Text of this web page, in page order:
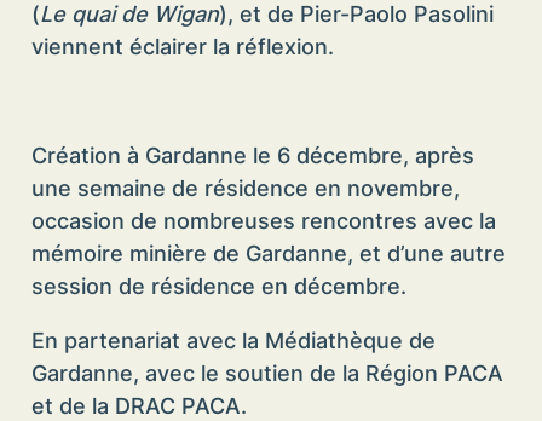
(Le quai de Wigan), et de Pier-Paolo Pasolini
viennent éclairer la réflexion.
Création à Gardanne le 6 décembre, après
une semaine de résidence en novembre,
occasion de nombreuses rencontres avec la
mémoire minière de Gardanne, et d’une autre
session de résidence en décembre.
En partenariat avec la Médiathèque de
Gardanne, avec le soutien de la Région PACA
et de la DRAC PACA.